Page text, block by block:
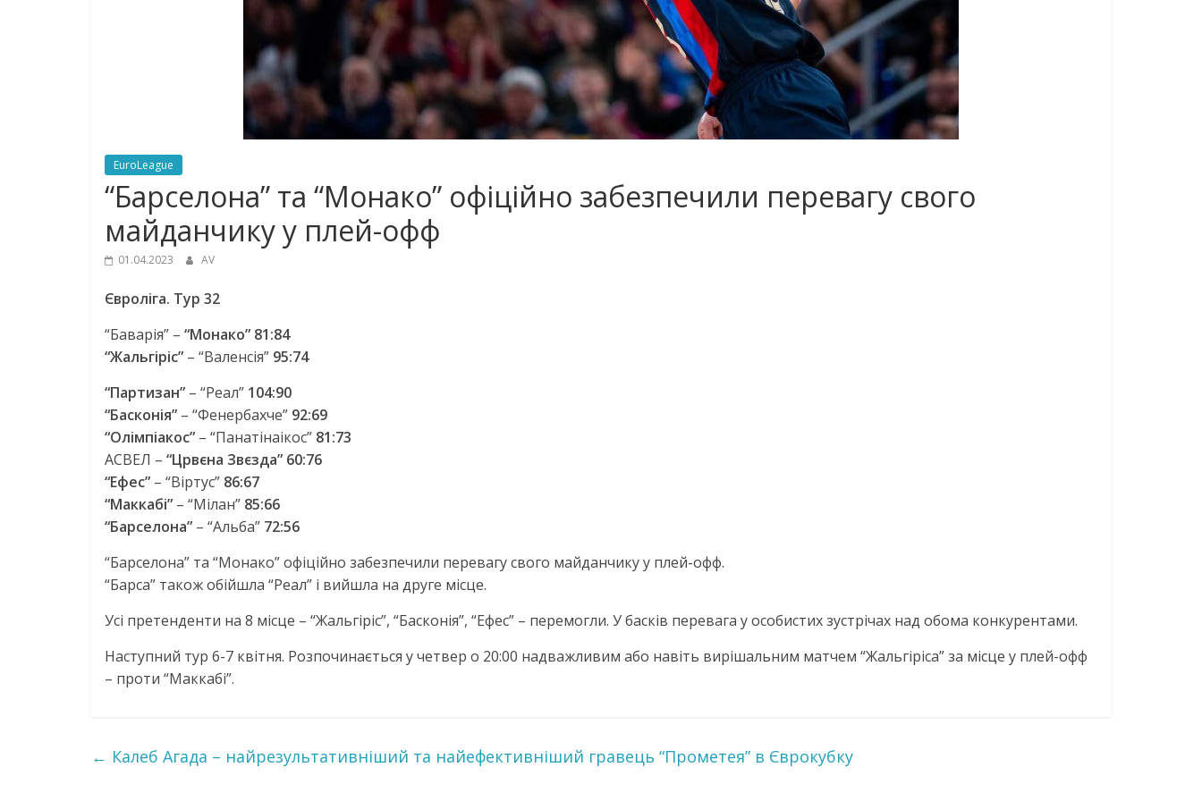
EuroLeague
“Барселона” та “Монако” офіційно забезпечили перевагу свого
майданчику у плей-офф
01.04.2023 AV
Євроліга. Тур 32
“Баварія” – “Монако” 81:84
“Жальгіріс” – “Валенсія” 95:74
“Партизан” – “Реал” 104:90
“Басконія” – “Фенербахче” 92:69
“Олімпіакос” – “Панатінаікос” 81:73
АСВЕЛ – “Црвєна Звєзда” 60:76
“Ефес” – “Віртус” 86:67
“Маккабі” – “Мілан” 85:66
“Барселона” – “Альба” 72:56
“Барселона” та “Монако” офіційно забезпечили перевагу свого майданчику у плей-офф.
“Барса” також обійшла “Реал” і вийшла на друге місце.
Усі претенденти на 8 місце – “Жальгіріс”, “Басконія”, “Ефес” – перемогли. У басків перевага у особистих зустрічах над обома конкурентами.
Наступний тур 6-7 квітня. Розпочинається у четвер о 20:00 надважливим або навіть вирішальним матчем “Жальгіріса” за місце у плей-офф
– проти “Маккабі”.
← Калеб Агада – найрезультативніший та найефективніший гравець “Прометея” в Єврокубку